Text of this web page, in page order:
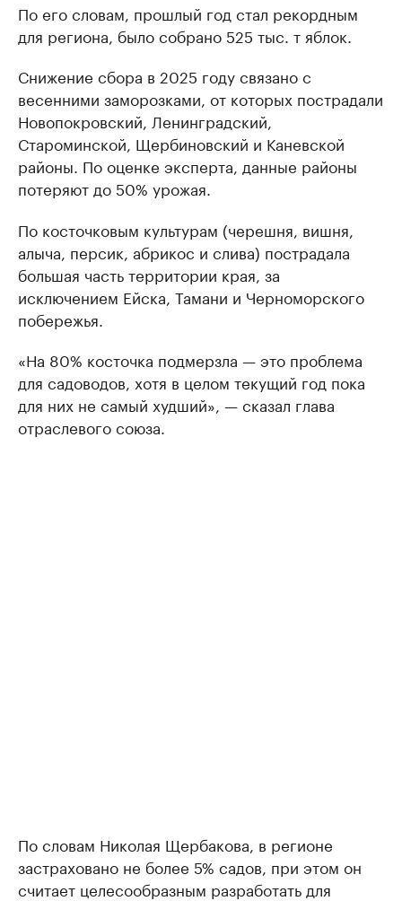
По его словам, прошлый год стал рекордным
для региона, было собрано 525 тыс. т яблок.
Снижение сбора в 2025 году связано с
весенними заморозками, от которых пострадали
Новопокровский, Ленинградский,
Староминской, Щербиновский и Каневской
районы. По оценке эксперта, данные районы
потеряют до 50% урожая.
По косточковым культурам (черешня, вишня,
алыча, персик, абрикос и слива) пострадала
большая часть территории края, за
исключением Ейска, Тамани и Черноморского
побережья.
«На 80% косточка подмерзла — это проблема
для садоводов, хотя в целом текущий год пока
для них не самый худший», — сказал глава
отраслевого союза.
По словам Николая Щербакова, в регионе
застраховано не более 5% садов, при этом он
считает целесообразным разработать для